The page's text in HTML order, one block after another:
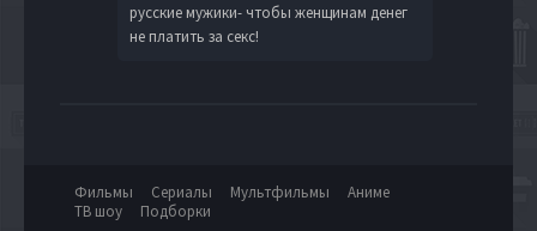
русские мужики- чтобы женщинам денег
не платить за секс!
Фильмы Сериалы Мультфильмы
Аниме
ТВ шоу
Подборки